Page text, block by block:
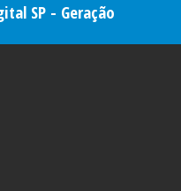
SP - Geração